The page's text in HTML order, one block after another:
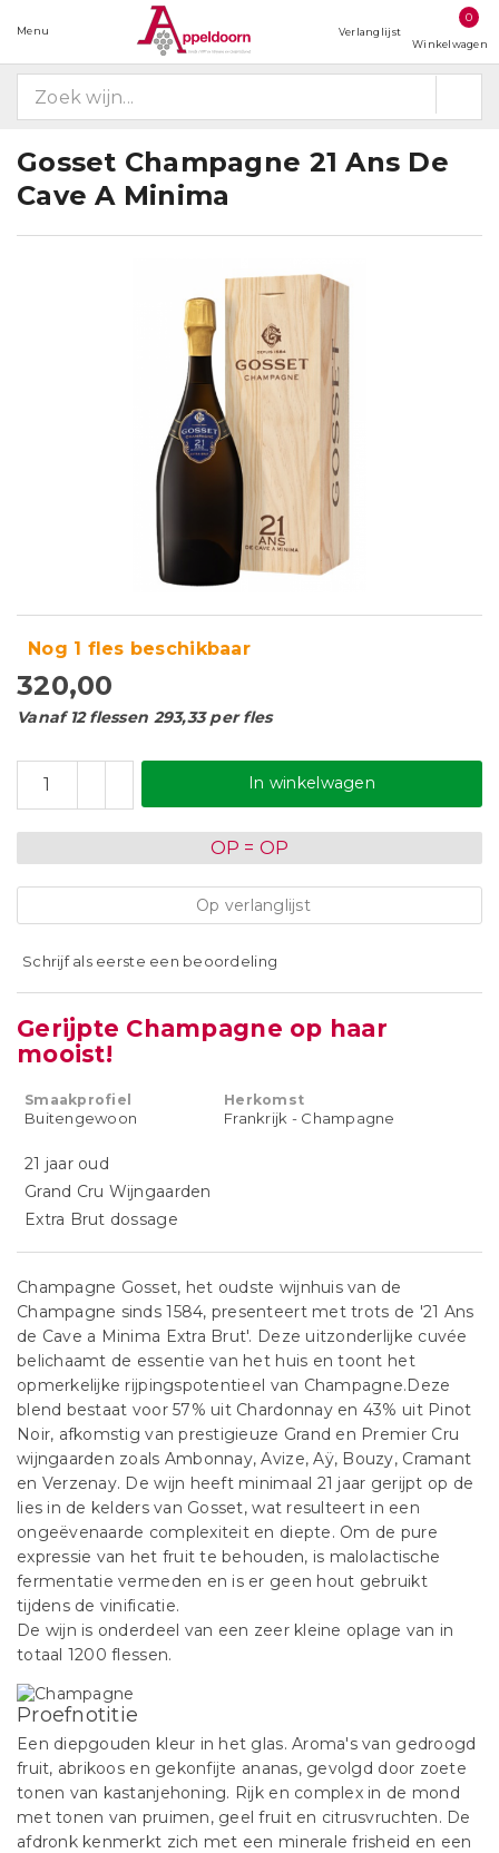
Menu Verlanglijst
0
Winkelwagen
Gosset Champagne 21 Ans De
Cave A Minima
Nog 1 fles beschikbaar
320,00
Vanaf 12 flessen 293,33 per fles
In winkelwagen
OP = OP
Op verlanglijst
Schrijf als eerste een beoordeling
Gerijpte Champagne op haar
mooist!
Smaakprofiel
Buitengewoon
Herkomst
Frankrijk - Champagne
21 jaar oud
Grand Cru Wijngaarden
Extra Brut dossage
Champagne Gosset, het oudste wijnhuis van de
Champagne sinds 1584, presenteert met trots de '21 Ans
de Cave a Minima Extra Brut'. Deze uitzonderlijke cuvée
belichaamt de essentie van het huis en toont het
opmerkelijke rijpingspotentieel van Champagne.Deze
blend bestaat voor 57% uit Chardonnay en 43% uit Pinot
Noir, afkomstig van prestigieuze Grand en Premier Cru
wijngaarden zoals Ambonnay, Avize, Aÿ, Bouzy, Cramant
en Verzenay. De wijn heeft minimaal 21 jaar gerijpt op de
lies in de kelders van Gosset, wat resulteert in een
ongeëvenaarde complexiteit en diepte. Om de pure
expressie van het fruit te behouden, is malolactische
fermentatie vermeden en is er geen hout gebruikt
tijdens de vinificatie.
De wijn is onderdeel van een zeer kleine oplage van in
totaal 1200 flessen.
Proefnotitie
Een diepgouden kleur in het glas. Aroma's van gedroogd
fruit, abrikoos en gekonfijte ananas, gevolgd door zoete
tonen van kastanjehoning. Rijk en complex in de mond
met tonen van pruimen, geel fruit en citrusvruchten. De
afdronk kenmerkt zich met een minerale frisheid en een